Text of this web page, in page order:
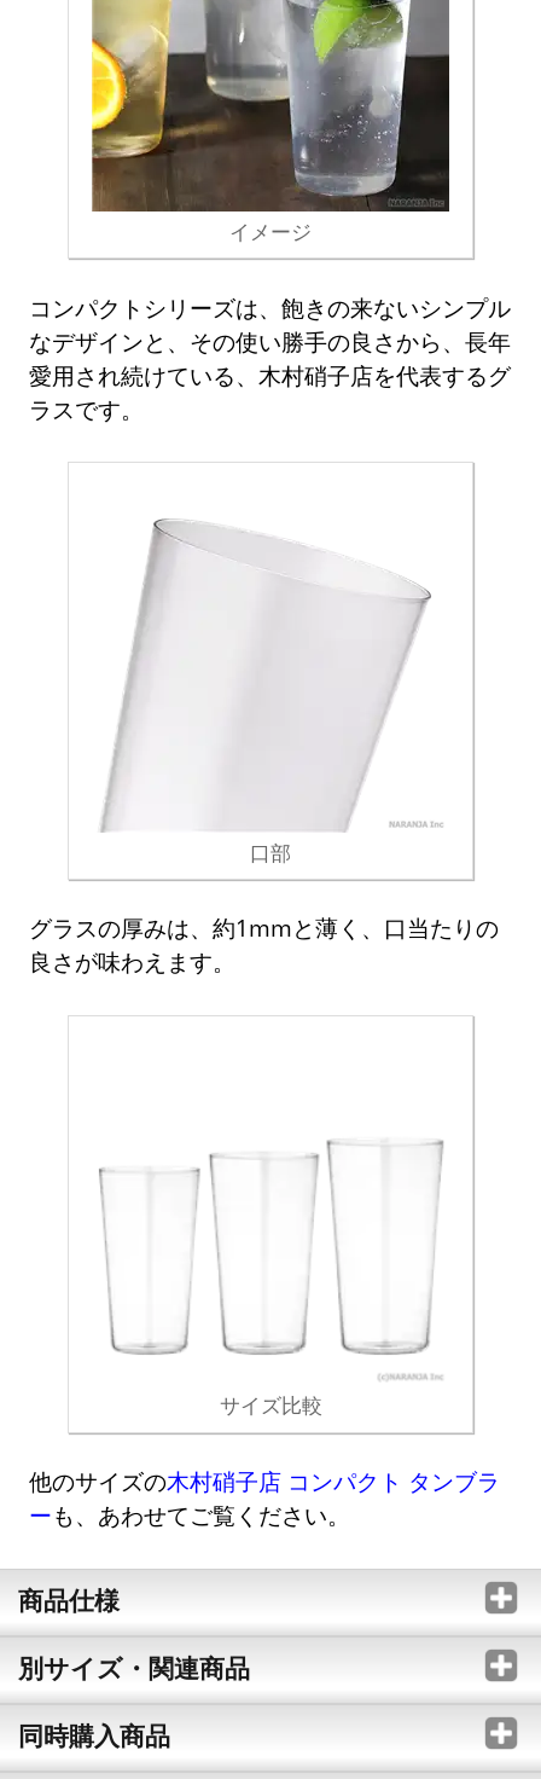
イメージ
コンパクトシリーズは、飽きの来ないシンプル
なデザインと、その使い勝手の良さから、長年
愛用され続けている、木村硝子店を代表するグ
ラスです。
口部
グラスの厚みは、約1mmと薄く、口当たりの
良さが味わえます。
サイズ比較
他のサイズの木村硝子店 コンパクト タンブラ
ーも、あわせてご覧ください。
商品仕様
別サイズ・関連商品
同時購入商品